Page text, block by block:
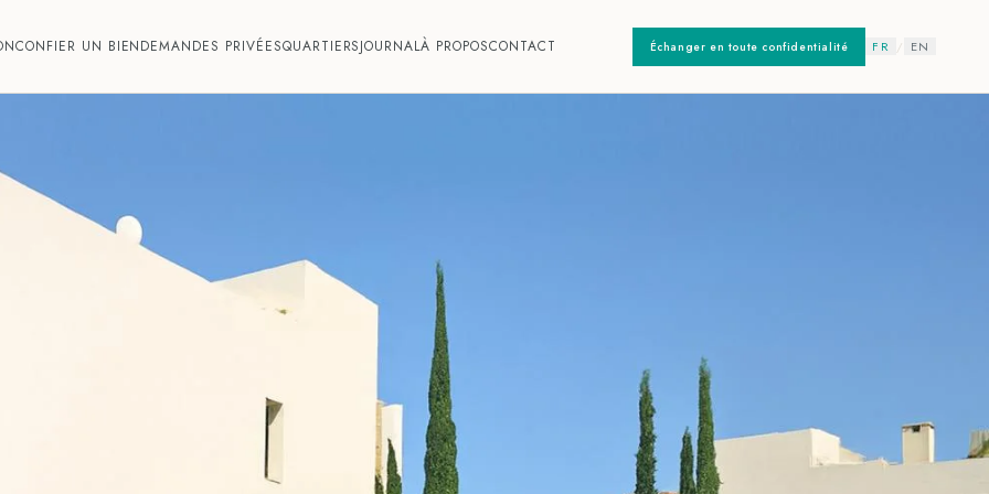
CONFIER UN BIENDEMANDES PRIVÉESQUARTIERSJOURNALÀ PROPOSCONTACT Échanger en toute confidentialité FR / EN